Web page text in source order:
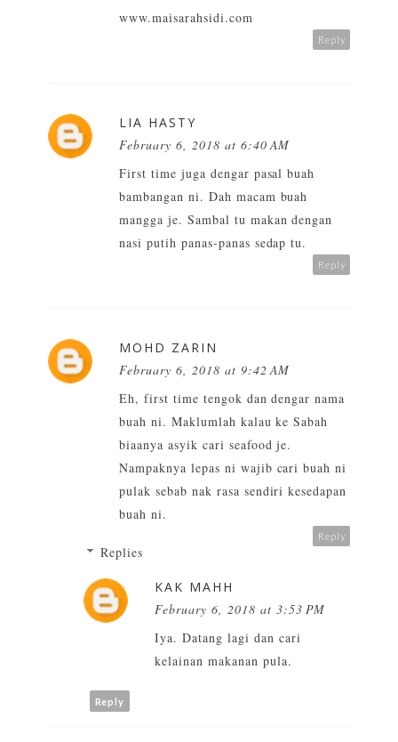
www.maisarahsidi.com
Reply
LIA HASTY
February 6, 2018 at 6:40 AM
First time juga dengar pasal buah
bambangan ni. Dah macam buah
mangga je. Sambal tu makan dengan
nasi putih panas-panas sedap tu.
Reply
MOHD ZARIN
February 6, 2018 at 9:42 AM
Eh, first time tengok dan dengar nama
buah ni. Maklumlah kalau ke Sabah
biaanya asyik cari seafood je.
Nampaknya lepas ni wajib cari buah ni
pulak sebab nak rasa sendiri kesedapan
buah ni.
Reply
Replies
KAK MAHH
February 6, 2018 at 3:53 PM
Iya. Datang lagi dan cari
kelainan makanan pula.
Reply